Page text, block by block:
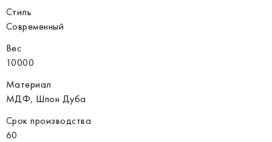
Стиль
Современный
Вес
10000
Материал
МДФ, Шпон Дуба
Срок производства
60